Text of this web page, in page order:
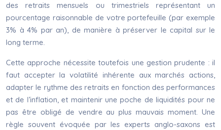
des retraits mensuels ou trimestriels représentant un
pourcentage raisonnable de votre portefeuille (par exemple
3% à 4% par an), de manière à préserver le capital sur le
long terme.
Cette approche nécessite toutefois une gestion prudente : il
faut accepter la volatilité inhérente aux marchés actions,
adapter le rythme des retraits en fonction des performances
et de l’inflation, et maintenir une poche de liquidités pour ne
pas être obligé de vendre au plus mauvais moment. Une
règle souvent évoquée par les experts anglo-saxons est